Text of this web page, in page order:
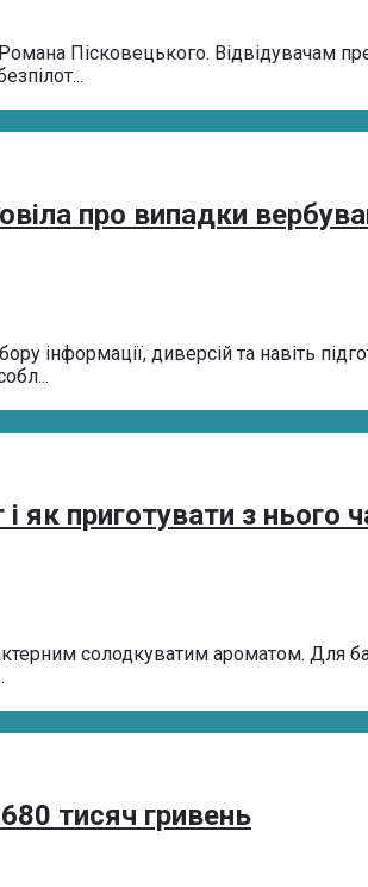
Пісковецького. Відвідувачам
про випадки
інформації, диверсій та навіть
як приготувати з нього
солодкуватим ароматом. Для
тисяч гривень